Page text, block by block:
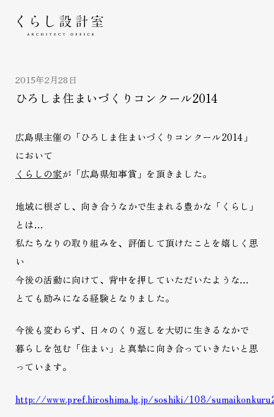
2015年2月28日
ひろしま住まいづくりコンクール2014
広島県主催の「ひろしま住まいづくりコンクール2014」
において
くらしの家が「広島県知事賞」を頂きました。
地域に根ざし、向き合うなかで生まれる豊かな「くらし」
とは…
私たちなりの取り組みを、評価して頂けたことを嬉しく思
い
今後の活動に向けて、背中を押していただいたような…
とても励みになる経験となりました。
今後も変わらず、日々のくり返しを大切に生きるなかで
暮らしを包む「住まい」と真摯に向き合っていきたいと思
っています。
http://www.pref.hiroshima.lg.jp/soshiki/108/